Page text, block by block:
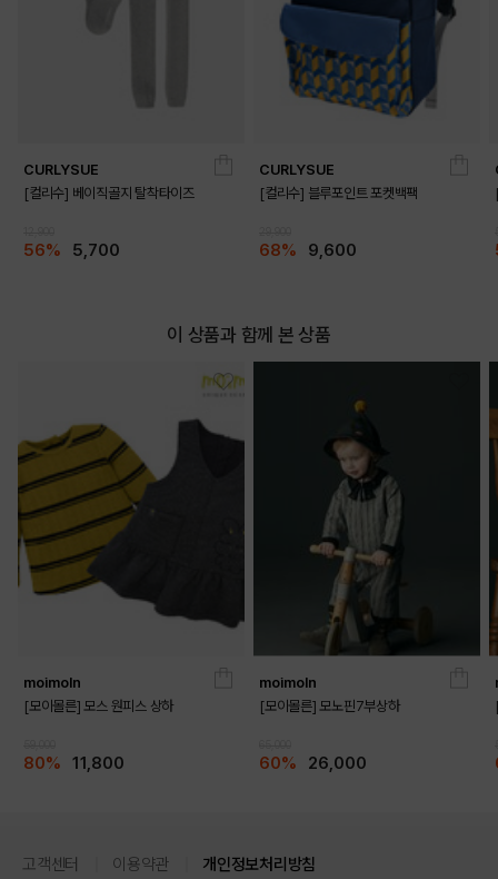
CURLYSUE
[컬리수] 베이직골지 탈착타이즈
56% 5,700
CURLYSUE
[컬리수] 블루포인트 포켓백팩
68% 9,600
이 상품과 함께 본 상품
moimoln
[모이몰른] 모스 원피스 상하
80% 11,800
moimoln
[모이몰른] 모노핀7부상하
60% 26,000
고객센터 이용약관 개인정보처리방침